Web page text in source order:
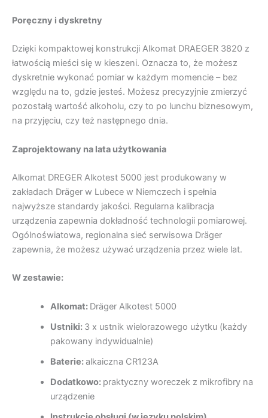
Poręczny i dyskretny
Dzięki kompaktowej konstrukcji Alkomat DRAEGER 3820 z
łatwością mieści się w kieszeni. Oznacza to, że możesz
dyskretnie wykonać pomiar w każdym momencie – bez
względu na to, gdzie jesteś. Możesz precyzyjnie zmierzyć
pozostałą wartość alkoholu, czy to po lunchu biznesowym,
na przyjęciu, czy też następnego dnia.
Zaprojektowany na lata użytkowania
Alkomat DREGER Alkotest 5000 jest produkowany w
zakładach Dräger w Lubece w Niemczech i spełnia
najwyższe standardy jakości. Regularna kalibracja
urządzenia zapewnia dokładność technologii pomiarowej.
Ogólnoświatowa, regionalna sieć serwisowa Dräger
zapewnia, że możesz używać urządzenia przez wiele lat.
W zestawie:
Alkomat: Dräger Alkotest 5000
Ustniki: 3 x ustnik wielorazowego użytku (każdy
pakowany indywidualnie)
Baterie:alkaiczna CR123A
Dodatkowo: praktyczny woreczek z mikrofibry na
urządzenie